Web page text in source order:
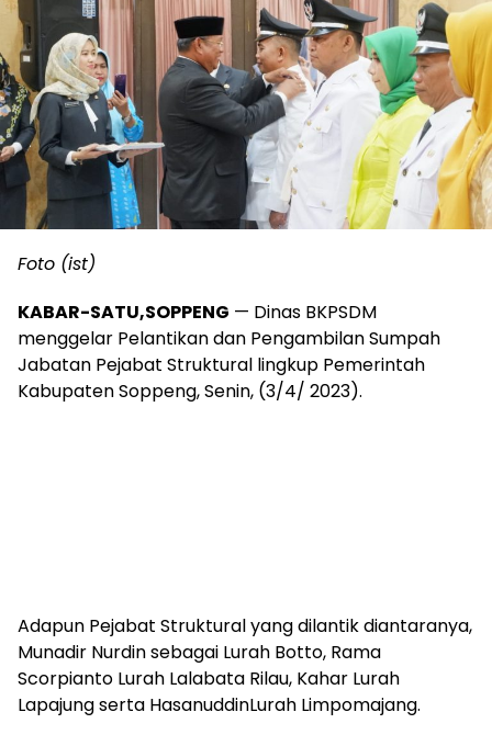
Foto (ist)
KABAR-SATU,SOPPENG — Dinas BKPSDM
menggelar Pelantikan dan Pengambilan Sumpah
Jabatan Pejabat Struktural lingkup Pemerintah
Kabupaten Soppeng, Senin, (3/4/ 2023).
Adapun Pejabat Struktural yang dilantik diantaranya,
Munadir Nurdin sebagai Lurah Botto, Rama
Scorpianto Lurah Lalabata Rilau, Kahar Lurah
Lapajung serta HasanuddinLurah Limpomajang.